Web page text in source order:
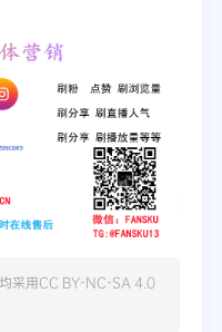
采用CC BY-NC-SA 4.0